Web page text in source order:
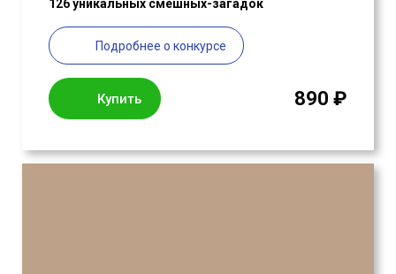
126 уникальных смешных-загадок
Подробнее о конкурсе
Купить 890 ₽